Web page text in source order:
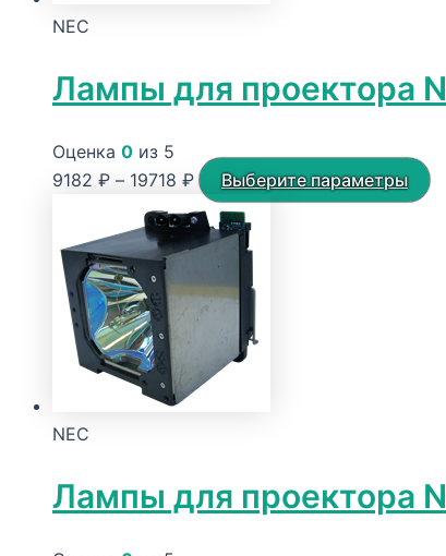
NEC
Лампы для проектора
Оценка 0 из 5
9182 ₽ – 19718 ₽Диапазон
цен:
9182 ₽
19718 ₽
Выберите параметры
NEC
Лампы для проектора